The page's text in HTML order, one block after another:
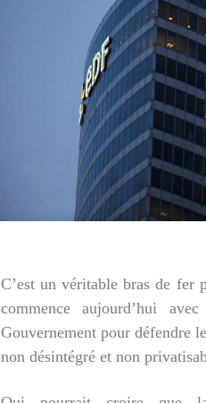
C’est un véritable bras de fer
commence aujourd’hui
Gouvernement pour défendre
non désintégré et non